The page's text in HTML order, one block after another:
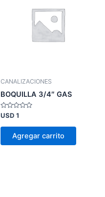
CANALIZACIONES
BOQUILLA 3/4″ GAS
Valorado
0
USD 1
Agregar carrito